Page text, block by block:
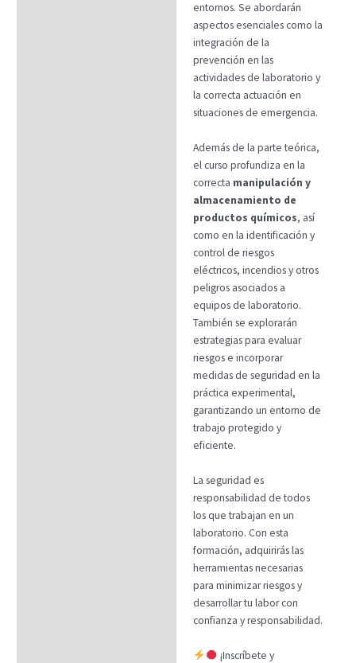
entornos. Se abordarán
aspectos esenciales como la
integración de la
prevención en las
actividades de laboratorio y
la correcta actuación en
situaciones de emergencia.
Además de la parte teórica,
el curso profundiza en la
correcta manipulación y
almacenamiento de
productos químicos, así
como en la identificación y
control de riesgos
eléctricos, incendios y otros
peligros asociados a
equipos de laboratorio.
También se explorarán
estrategias para evaluar
riesgos e incorporar
medidas de seguridad en la
práctica experimental,
garantizando un entorno de
trabajo protegido y
eficiente.
La seguridad es
responsabilidad de todos
los que trabajan en un
laboratorio. Con esta
formación, adquirirás las
herramientas necesarias
para minimizar riesgos y
desarrollar tu labor con
confianza y responsabilidad.
¡Inscríbete y